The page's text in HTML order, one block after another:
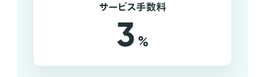
サービス手数料
3 %